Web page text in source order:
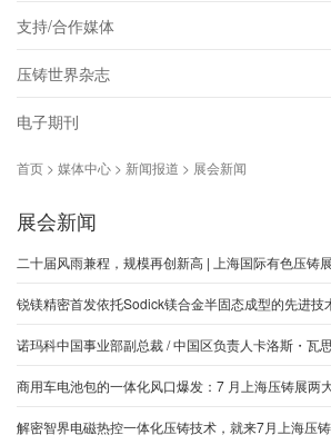
支持/合作媒体
压铸世界杂志
电子期刊
首页 > 媒体中心 > 新闻报道 > 展会新闻
展会新闻
二十届风雨兼程，规模再创新高 | 上海国际有色压铸
锐镁精密首发依托Sodick镁合金半固态成型的先进技
诺玛科中国事业部副总裁 / 中国区负责人卡洛斯・瓦
商用车电池包的一体化风口爆发：7 月上海压铸展两
解密智界电磁热控一体化压铸技术，就来7月上海压